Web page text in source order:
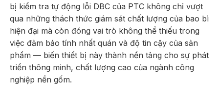
bị kiểm tra tự động lỗi DBC của PTC không chỉ vượt
qua những thách thức giám sát chất lượng của bao bì
hiện đại mà còn đóng vai trò không thể thiếu trong
việc đảm bảo tính nhất quán và độ tin cậy của sản
phẩm — biến thiết bị này thành nền tảng cho sự phát
triển thông minh, chất lượng cao của ngành công
nghiệp nền gốm.